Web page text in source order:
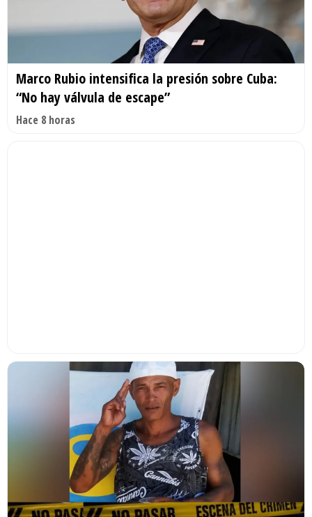
Marco Rubio intensifica la presión sobre Cuba:
“No hay válvula de escape”
Hace 8 horas